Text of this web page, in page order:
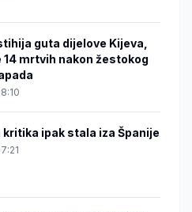
guta dijelove Kijeva,
14 mrtvih nakon žestokog
kritika ipak stala iza Španije